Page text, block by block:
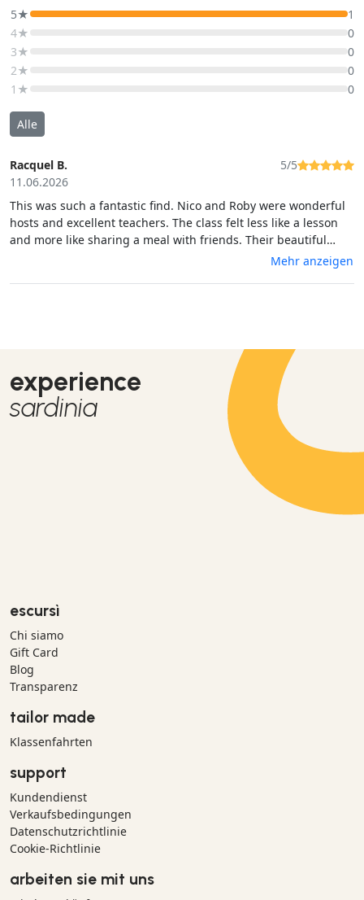
5★
1
4★
0
3★
0
2★
0
1★
0
Alle
Racquel B.
11.06.2026
5/5
This was such a fantastic find. Nico and Roby were wonderful
hosts and excellent teachers. The class felt less like a lesson
and more like sharing a meal with friends. Their beautiful
space is a peaceful change of pace from the bustle of Alghero
and made the experience even more special. I left with some
Mehr anzeigen
experience
sardinia
escursì
Chi siamo
Gift Card
Blog
Transparenz
tailor made
Klassenfahrten
support
Kundendienst
Verkaufsbedingungen
Datenschutzrichtlinie
Cookie-Richtlinie
arbeiten sie mit uns